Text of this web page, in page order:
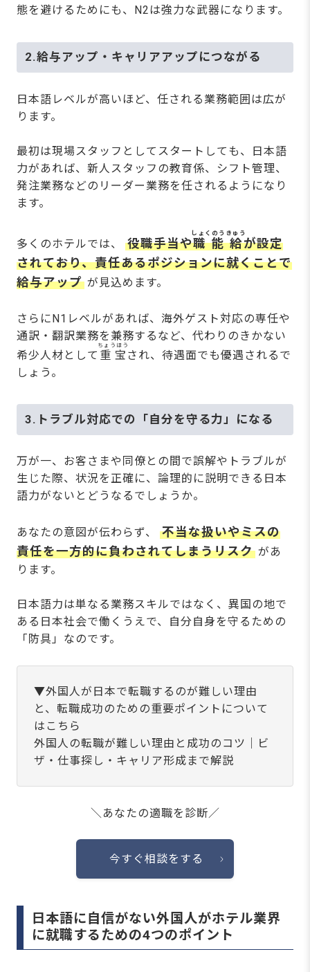
態を避けるためにも、N2は強力な武器になります。
2.給与アップ・キャリアアップにつながる
日本語レベルが高いほど、任される業務範囲は広が
ります。
最初は現場スタッフとしてスタートしても、日本語
力があれば、新人スタッフの教育係、シフト管理、
発注業務などのリーダー業務を任されるようになり
ます。
多くのホテルでは、 役職手当や職能給
しょくのうきゅう
が設定
されており、責任あるポジションに就くことで
給与アップ が見込めます。
さらにN1レベルがあれば、海外ゲスト対応の専任や
通訳・翻訳業務を兼務するなど、代わりのきかない
希少人材として 重宝
ちょうほう
され、待遇面でも優遇されるで
しょう。
3.トラブル対応での「自分を守る力」になる
万が一、お客さまや同僚との間で誤解やトラブルが
生じた際、状況を正確に、論理的に説明できる日本
語力がないとどうなるでしょうか。
あなたの意図が伝わらず、
不当な扱いやミスの
責任を一方的に負わされてしまうリスク があ
ります。
日本語力は単なる業務スキルではなく、異国の地で
ある日本社会で働くうえで、自分自身を守るための
「防具」なのです。
▼外国人が日本で転職するのが難しい理由
と、転職成功のための重要ポイントについて
はこちら
外国人の転職が難しい理由と成功のコツ｜ビ
ザ・仕事探し・キャリア形成まで解説
＼あなたの適職を診断／
今すぐ相談をする
日本語に自信がない外国人がホテル業界
に就職するための4つのポイント